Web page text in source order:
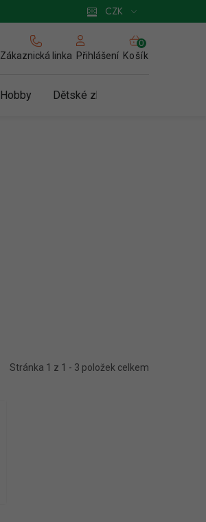
Zásady používání cookies
CZK
Zákaznická linka Přihlášení
NÁKUPNÍ
KOŠÍK
Košík
Hobby Dětské zboží a hračky
Stránka 1 z 1 - 3 položek celkem